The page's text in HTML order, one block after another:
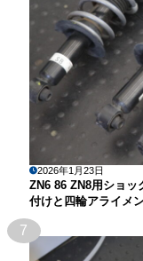
2026年1月23日
ZN6 86 ZN8用ショッ
付けと四輪アライメ
7